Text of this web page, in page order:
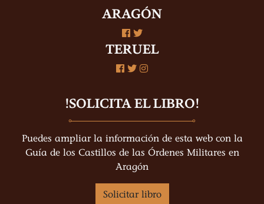
ARAGÓN
TERUEL
!SOLICITA EL LIBRO!
Puedes ampliar la información de esta web con la
Guía de los Castillos de las Órdenes Militares en
Aragón
Solicitar libro